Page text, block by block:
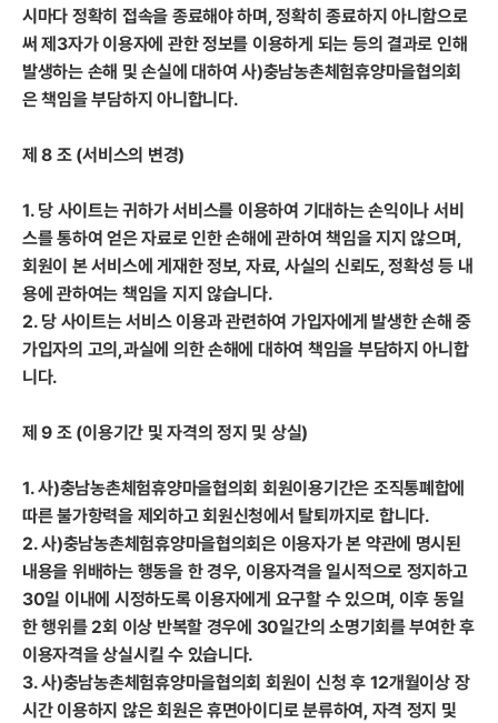
시마다 정확히 접속을 종료해야 하며, 정확히 종료하지 아니함으로
써 제3자가 이용자에 관한 정보를 이용하게 되는 등의 결과로 인해
발생하는 손해 및 손실에 대하여 사)충남농촌체험휴양마을협의회
은 책임을 부담하지 아니합니다.
제 8 조 (서비스의 변경)
1. 당 사이트는 귀하가 서비스를 이용하여 기대하는 손익이나 서비
스를 통하여 얻은 자료로 인한 손해에 관하여 책임을 지지 않으며,
회원이 본 서비스에 게재한 정보, 자료, 사실의 신뢰도, 정확성 등 내
용에 관하여는 책임을 지지 않습니다.
2. 당 사이트는 서비스 이용과 관련하여 가입자에게 발생한 손해 중
가입자의 고의,과실에 의한 손해에 대하여 책임을 부담하지 아니합
니다.
제 9 조 (이용기간 및 자격의 정지 및 상실)
1. 사)충남농촌체험휴양마을협의회 회원이용기간은 조직통폐합에
따른 불가항력을 제외하고 회원신청에서 탈퇴까지로 합니다.
2. 사)충남농촌체험휴양마을협의회은 이용자가 본 약관에 명시된
내용을 위배하는 행동을 한 경우, 이용자격을 일시적으로 정지하고
30일 이내에 시정하도록 이용자에게 요구할 수 있으며, 이후 동일
한 행위를 2회 이상 반복할 경우에 30일간의 소명기회를 부여한 후
이용자격을 상실시킬 수 있습니다.
3. 사)충남농촌체험휴양마을협의회 회원이 신청 후 12개월이상 장
시간 이용하지 않은 회원은 휴면아이디로 분류하여, 자격 정지 및